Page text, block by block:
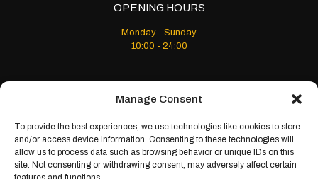
Manage Consent
To provide the best experiences, we use technologies like cookies to store
and/or access device information. Consenting to these technologies will
allow us to process data such as browsing behavior or unique IDs on this
site. Not consenting or withdrawing consent, may adversely affect certain
OPENING HOURS
Monday - Sunday
10:00 - 24:00
© 2024 Golden Meat House. All Rights Reserved